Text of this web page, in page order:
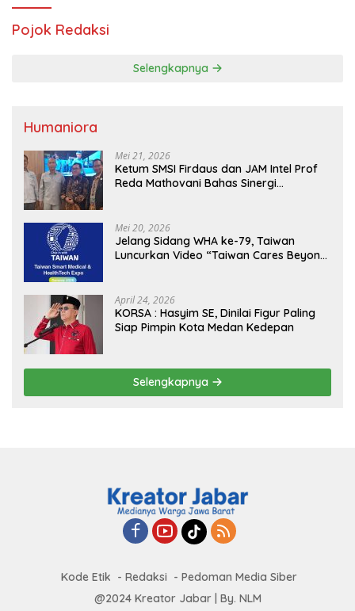
Pojok Redaksi
Selengkapnya
Humaniora
Mei 21, 2026
Ketum SMSI Firdaus dan JAM Intel Prof
Reda Mathovani Bahas Sinergi
MBG, Perkuat Pengawasan Program
Pemerintah
Mei 20, 2026
Jelang Sidang WHA ke-79, Taiwan
Luncurkan Video “Taiwan Cares Beyond
April 24, 2026
KORSA : Hasyim SE, Dinilai Figur Paling
Siap Pimpin Kota Medan Kedepan
Selengkapnya
Kode Etik Redaksi
Pedoman Media Siber
@2024 Kreator Jabar | By. NLM